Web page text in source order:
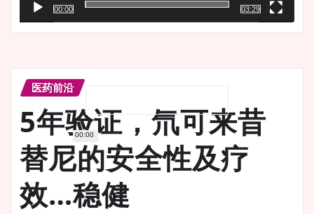
00:00
00:00
03:29
医药前沿
5年验证，氘可来昔
替尼的安全性及疗
效…稳健